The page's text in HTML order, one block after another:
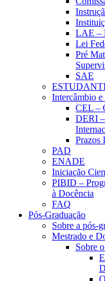
LAE –
Lei
Pré
SAE
Intercâmbio
CEL –
DERI
Prazos
PAD
ENADE
Iniciação
PIBID –
à Docência
FAQ
Pós-Graduação
Sobre a pós-
Mestrado e
Sobre